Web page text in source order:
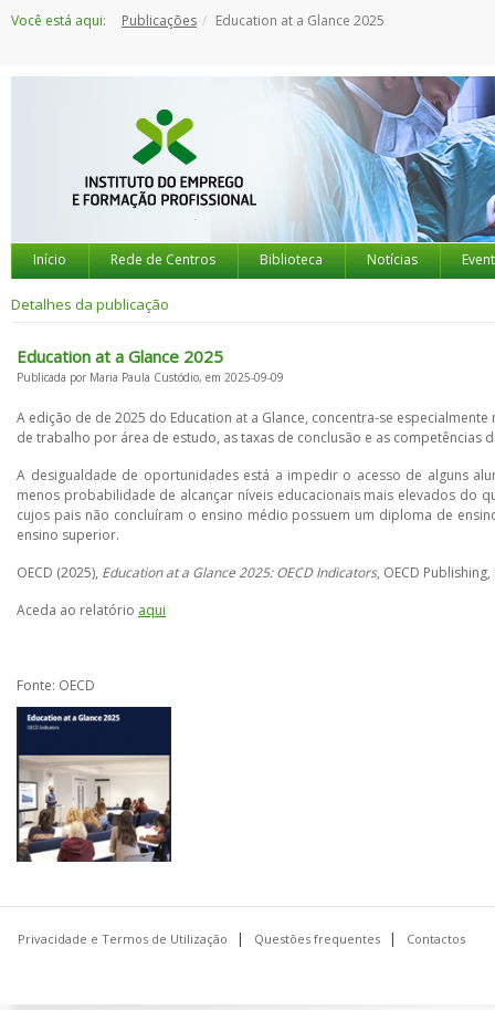
paraVocê está aqui: Publicações Education at a Glance 2025
Início Rede de Centros Biblioteca Notícias
Detalhes da publicação
Education at a Glance 2025
Publicada por Maria Paula Custódio, em 2025-09-09
A edição de de 2025 do Education at a Glance, concentra-se
de trabalho por área de estudo, as taxas de conclusão e as competências
A desigualdade de oportunidades está a impedir o acesso de alguns
menos probabilidade de alcançar níveis educacionais mais elevados do
cujos pais não concluíram o ensino médio possuem um diploma de
ensino superior.
OECD (2025), Education at a Glance 2025: OECD Indicators, OECD Publishing,
Aceda ao relatório aqui
Fonte: OECD
Privacidade e Termos de Utilização Questões frequentes Contactos